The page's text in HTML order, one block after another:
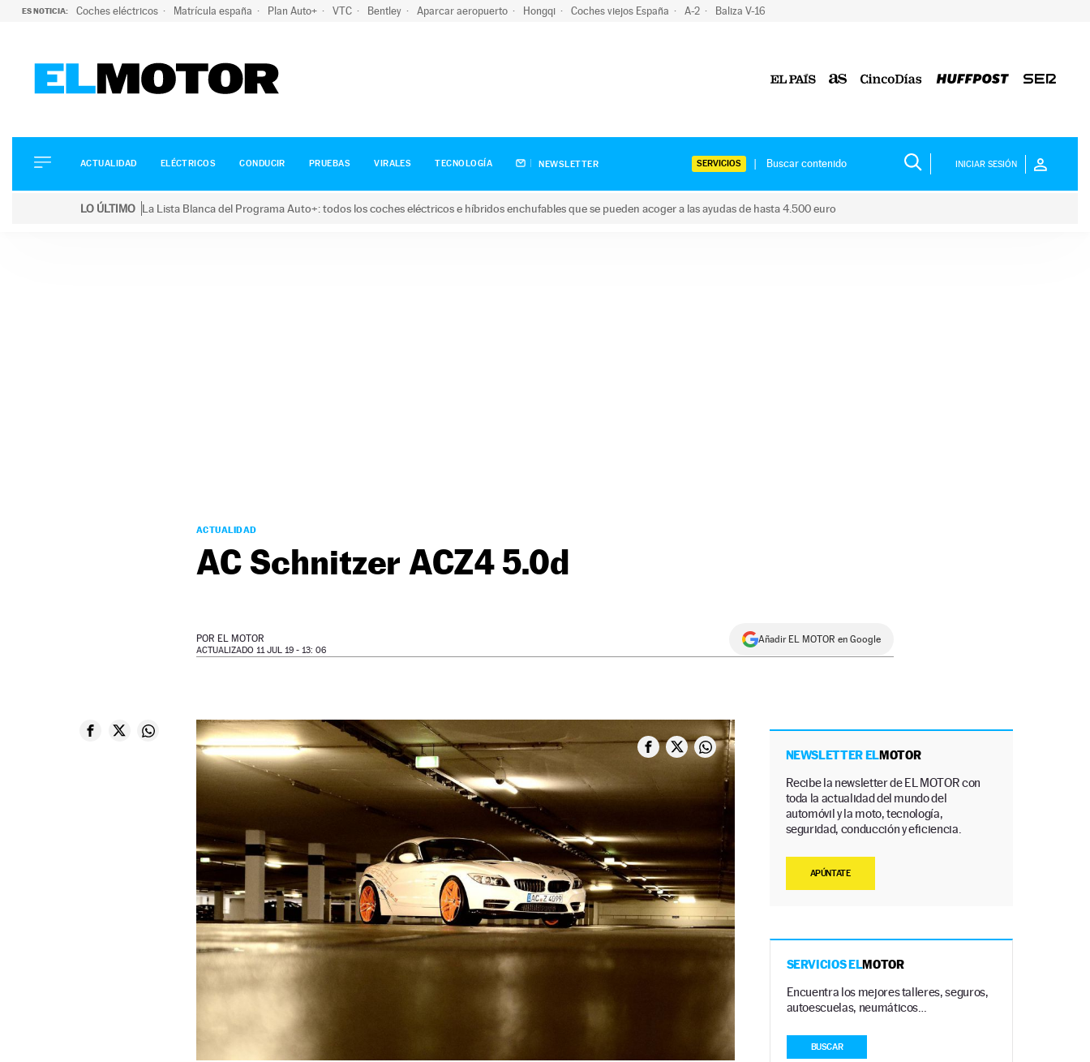
ES NOTICIA: Coches eléctricos Matrícula españa Plan Auto+ VTC Bentley Aparcar aeropuerto Hongqi Coches viejos España A-2 Baliza V-16
ELÉCTRICOS
CONDUCIR
ACTUALIDAD ELÉCTRICOS CONDUCIR PRUEBAS VIRALES TECNOLOGÍA NEWSLETTER SERVICIOS INICIAR SESIÓN
LO ÚLTIMO La Lista Blanca del Programa Auto+: todos los coches eléctricos e híbridos enchufables que se pueden acoger a las ayudas de hasta 4.500 euro
ACTUALIDAD
AC Schnitzer ACZ4 5.0d
POR EL MOTOR
ACTUALIZADO 11 JUL 19 - 13: 06
Añadir EL MOTOR en Google
NEWSLETTER ELMOTOR
Recibe la newsletter de EL MOTOR con
toda la actualidad del mundo del
automóvil y la moto, tecnología,
seguridad, conducción y eficiencia.
APÚNTATE
SERVICIOS ELMOTOR
Encuentra los mejores talleres, seguros,
autoescuelas, neumáticos…
BUSCAR